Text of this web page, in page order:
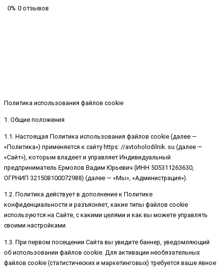
0% 0 отзывов
Политика использования файлов cookie
1. Общие положения
1.1. Настоящая Политика использования файлов cookie (далее —
«Политика») применяется к сайту https: //avtoholodilnik. su (далее —
«Сайт»), которым владеет и управляет Индивидуальный
предприниматель Ермолов Вадим Юрьевич (ИНН 505311263630,
ОГРНИП 321508100072988) (далее — «Мы», «Администрация»).
1.2. Политика действует в дополнение к Политике
конфиденциальности и разъясняет, какие типы файлов cookie
используются на Сайте, с какими целями и как вы можете управлять
своими настройками.
1.3. При первом посещении Сайта вы увидите баннер, уведомляющий
об использовании файлов cookie. Для активации необязательных
файлов cookie (статистических и маркетинговых) требуется ваше явное